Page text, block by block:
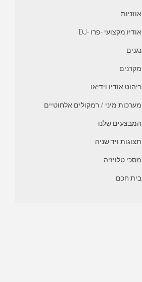
אוזניות
אודיו מקצועי -פרו -DJ
נגנים
מקרנים
ריהוט אודיו וידיאו
מערכות מיני / רמקולים אלחוטיים
המבצעים שלנו
תצוגות ויד שניה
מסכי טלויזיה
בית חכם